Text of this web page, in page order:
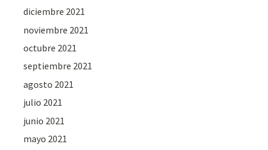
diciembre 2021
noviembre 2021
octubre 2021
septiembre 2021
agosto 2021
julio 2021
junio 2021
mayo 2021